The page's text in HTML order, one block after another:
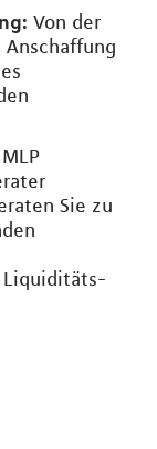
Von der
Sie zu
Liquiditäts-